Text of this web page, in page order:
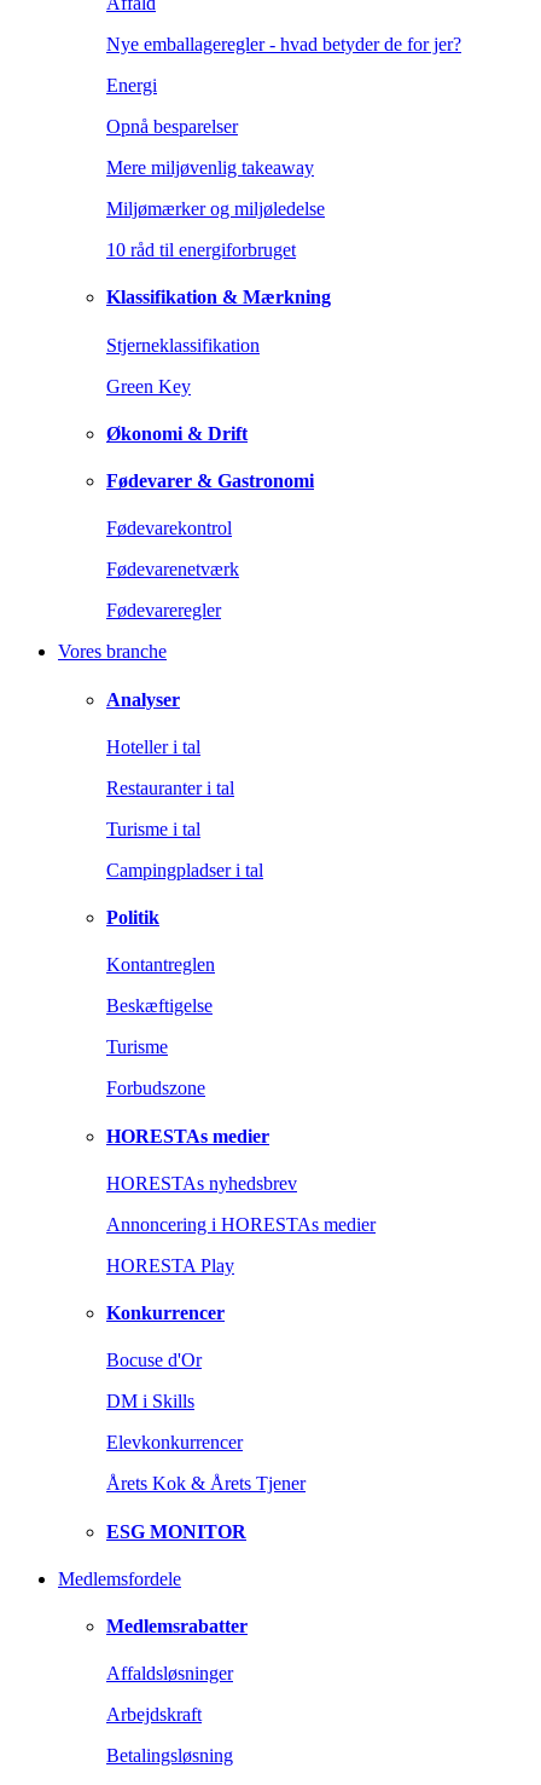
Nye emballageregler - hvad betyder de for jer?
Energi
Opnå besparelser
Mere miljøvenlig takeaway
Miljømærker og miljøledelse
10 råd til energiforbruget
Klassifikation & Mærkning
Stjerneklassifikation
Green Key
Økonomi & Drift
Fødevarer & Gastronomi
Fødevarekontrol
Fødevarenetværk
Fødevareregler
Vores branche
Analyser
Hoteller i tal
Restauranter i tal
Turisme i tal
Campingpladser i tal
Politik
Kontantreglen
Beskæftigelse
Turisme
Forbudszone
HORESTAs medier
HORESTAs nyhedsbrev
Annoncering i HORESTAs medier
HORESTA Play
Konkurrencer
Bocuse d'Or
DM i Skills
Elevkonkurrencer
Årets Kok & Årets Tjener
ESG MONITOR
Medlemsfordele
Medlemsrabatter
Affaldsløsninger
Arbejdskraft
Betalingsløsning